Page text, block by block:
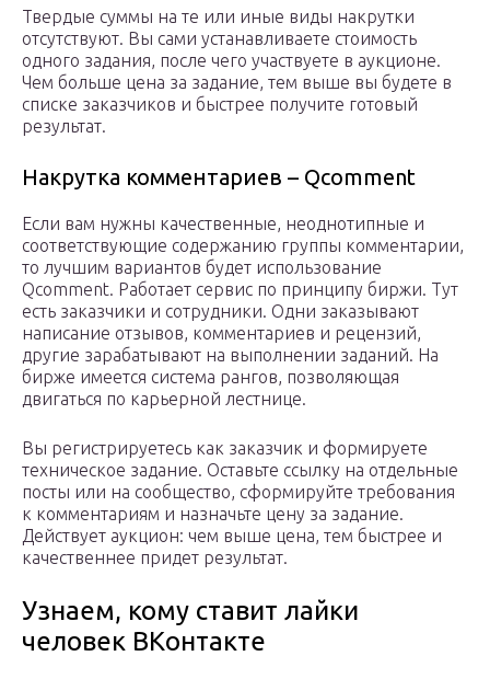
Твердые суммы на те или иные виды накрутки
отсутствуют. Вы сами устанавливаете стоимость
одного задания, после чего участвуете в аукционе.
Чем больше цена за задание, тем выше вы будете в
списке заказчиков и быстрее получите готовый
результат.
Накрутка комментариев – Qcomment
Если вам нужны качественные, неоднотипные и
соответствующие содержанию группы комментарии,
то лучшим вариантов будет использование
Qcomment. Работает сервис по принципу биржи. Тут
есть заказчики и сотрудники. Одни заказывают
написание отзывов, комментариев и рецензий,
другие зарабатывают на выполнении заданий. На
бирже имеется система рангов, позволяющая
двигаться по карьерной лестнице.
Вы регистрируетесь как заказчик и формируете
техническое задание. Оставьте ссылку на отдельные
посты или на сообщество, сформируйте требования
к комментариям и назначьте цену за задание.
Действует аукцион: чем выше цена, тем быстрее и
качественнее придет результат.
Узнаем, кому ставит лайки
человек ВКонтакте